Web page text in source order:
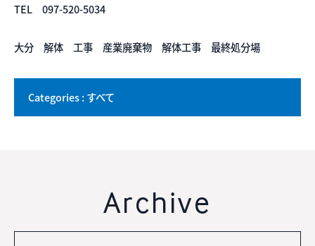
TEL 097-520-5034
大分 解体 工事 産業廃棄物 解体工事 最終処分場
Categories : すべて
Archive